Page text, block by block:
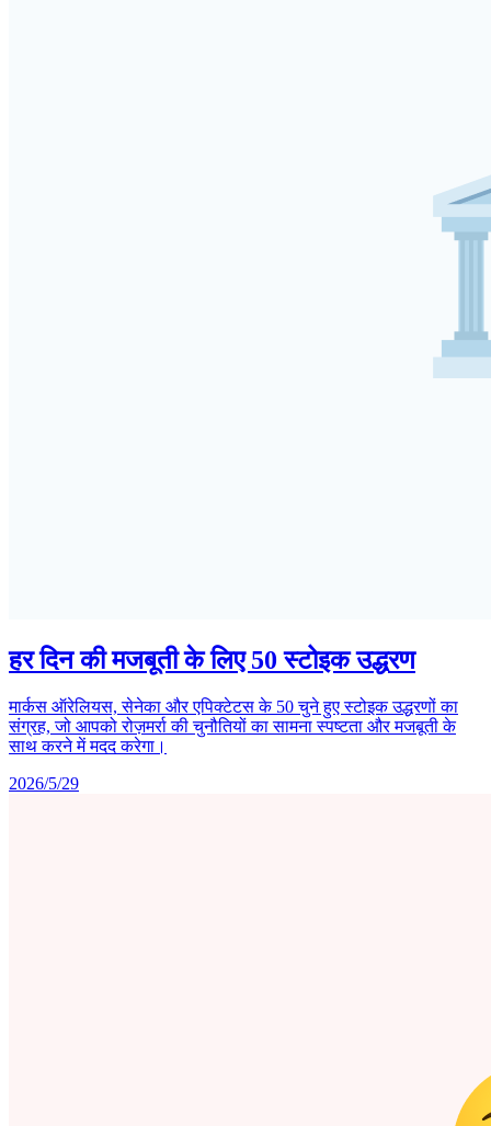
हर दिन की मजबूती के लिए 50 स्टोइक उद्धरण
मार्कस ऑरेलियस, सेनेका और एपिक्टेटस के 50 चुने हुए स्टोइक उद्धरणों का
संग्रह, जो आपको रोज़मर्रा की चुनौतियों का सामना स्पष्टता और मजबूती के
साथ करने में मदद करेगा।
2026/5/29